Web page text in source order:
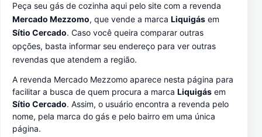
Peça seu gás de cozinha aqui pelo site com a revenda
Mercado Mezzomo, que vende a marca Liquigás em
Sítio Cercado. Caso você queira comparar outras
opções, basta informar seu endereço para ver outras
revendas que atendem a região.
A revenda Mercado Mezzomo aparece nesta página para
facilitar a busca de quem procura a marca Liquigás em
Sítio Cercado. Assim, o usuário encontra a revenda pelo
nome, pela marca do gás e pelo bairro em uma única
página.